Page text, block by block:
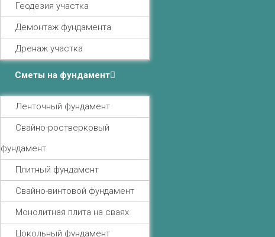
Геодезия участка
Демонтаж фундамента
Дренаж участка
Сметы на фундамент
Ленточный фундамент
Свайно-ростверковый
фундамент
Плитный фундамент
Свайно-винтовой фундамент
Монолитная плита на сваях
Цокольный фундамент